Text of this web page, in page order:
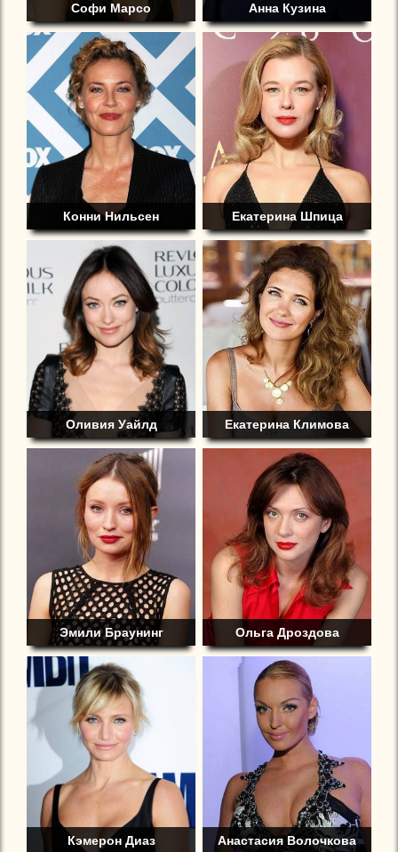
Софи Марсо Анна Кузина
Конни Нильсен Екатерина Шпица
Оливия Уайлд Екатерина Климова
Эмили Браунинг Ольга Дроздова
Кэмерон Диаз Анастасия Волочкова